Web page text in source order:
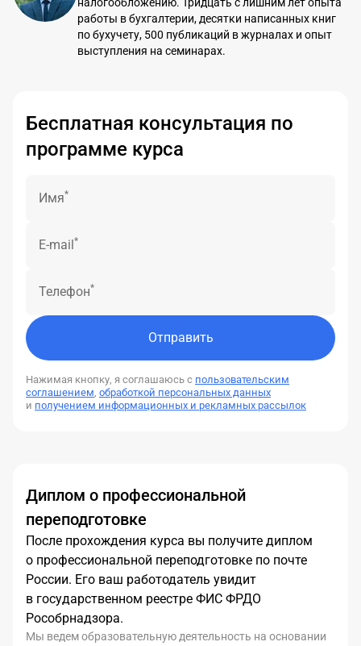
работы в бухгалтерии, десятки написанных книг
по бухучету, 500 публикаций в журналах и опыт
выступления на семинарах.
Бесплатная консультация по
программе курса
Имя*
E-mail*
Телефон*
Отправить
Нажимая кнопку, я соглашаюсь с пользовательским
соглашением обработкой персональных данных
и получением информационных и рекламных рассылок
Диплом о профессиональной
переподготовке
После прохождения курса вы получите диплом
о профессиональной переподготовке по почте
России. Его ваш работодатель увидит
в государственном реестре ФИС ФРДО
Рособрнадзора.
Мы ведем образовательную деятельность на основании